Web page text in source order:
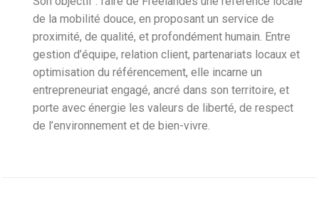
de la mobilité douce, en proposant un service de
proximité, de qualité, et profondément humain. Entre
gestion d’équipe, relation client, partenariats locaux et
optimisation du référencement, elle incarne un
entrepreneuriat engagé, ancré dans son territoire, et
porte avec énergie les valeurs de liberté, de respect
de l’environnement et de bien-vivre.